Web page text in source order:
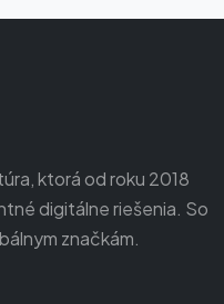
ktorá od roku 2018
digitálne riešenia. So
značkám.